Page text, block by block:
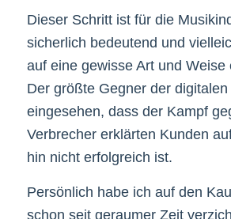
Dieser Schritt ist für die
sicherlich bedeutend und
auf eine gewisse Art und Weise
Der größte Gegner der
eingesehen, dass der Kampf
Verbrecher erklärten Kunden
hin nicht erfolgreich ist.
Persönlich habe ich auf den
schon seit geraumer Zeit